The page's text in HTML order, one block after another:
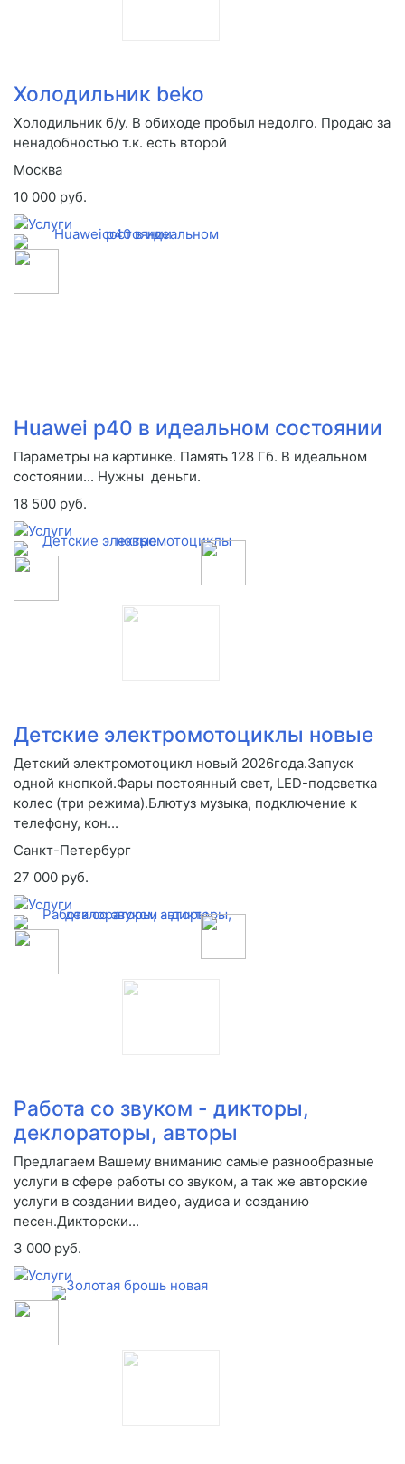
Холодильник beko
Холодильник б/у. В обиходе пробыл недолго. Продаю за
ненадобностью т.к. есть второй
Москва
10 000 руб.
Huawei p40 в идеальном состоянии
Параметры на картинке. Память 128 Гб. В идеальном
состоянии... Нужны деньги.
18 500 руб.
Детские электромотоциклы новые
Детский электромотоцикл новый 2026года.Запуск
одной кнопкой.Фары постоянный свет, LED-подсветка
колес (три режима).Блютуз музыка, подключение к
телефону, кон...
Санкт-Петербург
27 000 руб.
Работа со звуком - дикторы,
деклораторы, авторы
Предлагаем Вашему вниманию самые разнообразные
услуги в сфере работы со звуком, а так же авторские
услуги в создании видео, аудиоа и созданию
песен.Дикторски...
3 000 руб.